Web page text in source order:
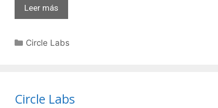
Leer más
Categorías
Circle Labs
Circle Labs